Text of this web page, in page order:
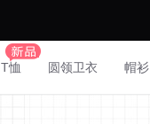
T恤 圆领卫衣 帽衫